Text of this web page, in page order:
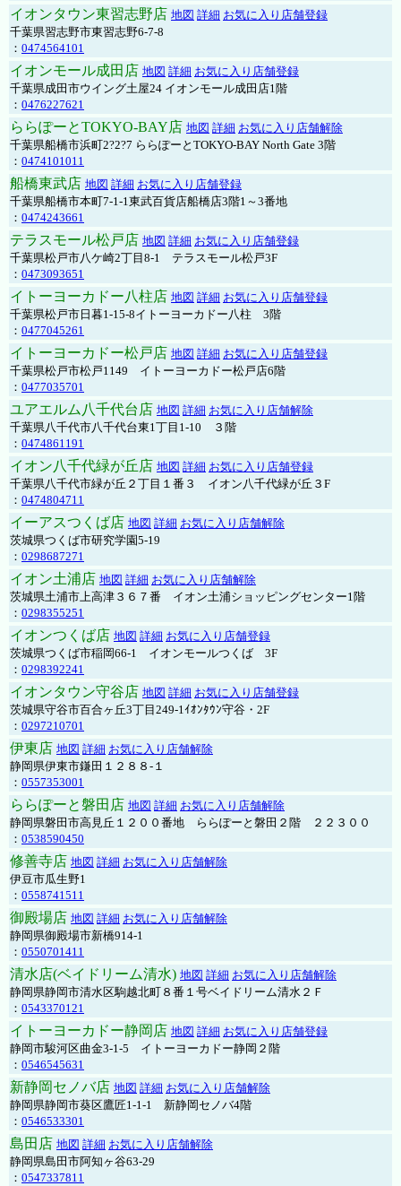
イオンタウン東習志野店 地図 詳細 お気に入り店舗登録
千葉県習志野市東習志野6-7-8
： 0474564101
イオンモール成田店 地図 詳細 お気に入り店舗登録
千葉県成田市ウイング土屋24 イオンモール成田店1階
： 0476227621
ららぽーとTOKYO-BAY店 地図 詳細 お気に入り店舗解除
千葉県船橋市浜町2?2?7 ららぽーとTOKYO-BAY North Gate 3階
： 0474101011
船橋東武店 地図 詳細 お気に入り店舗登録
千葉県船橋市本町7-1-1東武百貨店船橋店3階1～3番地
： 0474243661
テラスモール松戸店 地図 詳細 お気に入り店舗登録
千葉県松戸市八ケ崎2丁目8-1 テラスモール松戸3F
： 0473093651
イトーヨーカドー八柱店 地図 詳細 お気に入り店舗登録
千葉県松戸市日暮1-15-8イトーヨーカドー八柱 3階
： 0477045261
イトーヨーカドー松戸店 地図 詳細 お気に入り店舗登録
千葉県松戸市松戸1149 イトーヨーカドー松戸店6階
： 0477035701
ユアエルム八千代台店 地図 詳細 お気に入り店舗解除
千葉県八千代市八千代台東1丁目1-10 ３階
： 0474861191
イオン八千代緑が丘店 地図 詳細 お気に入り店舗登録
千葉県八千代市緑が丘２丁目１番３ イオン八千代緑が丘３F
： 0474804711
イーアスつくば店 地図 詳細 お気に入り店舗解除
茨城県つくば市研究学園5-19
： 0298687271
イオン土浦店 地図 詳細 お気に入り店舗解除
茨城県土浦市上高津３６７番 イオン土浦ショッピングセンター1階
： 0298355251
イオンつくば店 地図 詳細 お気に入り店舗登録
茨城県つくば市稲岡66-1 イオンモールつくば 3F
： 0298392241
イオンタウン守谷店 地図 詳細 お気に入り店舗登録
茨城県守谷市百合ヶ丘3丁目249-1ｲｵﾝﾀｳﾝ守谷・2F
： 0297210701
伊東店 地図 詳細 お気に入り店舗解除
静岡県伊東市鎌田１２８８-１
： 0557353001
ららぽーと磐田店 地図 詳細 お気に入り店舗解除
静岡県磐田市高見丘１２００番地 ららぽーと磐田２階 ２２３００
： 0538590450
修善寺店 地図 詳細 お気に入り店舗解除
伊豆市瓜生野1
： 0558741511
御殿場店 地図 詳細 お気に入り店舗解除
静岡県御殿場市新橋914-1
： 0550701411
清水店(ベイドリーム清水) 地図 詳細 お気に入り店舗解除
静岡県静岡市清水区駒越北町８番１号ベイドリーム清水２Ｆ
： 0543370121
イトーヨーカドー静岡店 地図 詳細 お気に入り店舗登録
静岡市駿河区曲金3-1-5 イトーヨーカドー静岡２階
： 0546545631
新静岡セノバ店 地図 詳細 お気に入り店舗解除
静岡県静岡市葵区鷹匠1-1-1 新静岡セノバ4階
： 0546533301
島田店 地図 詳細 お気に入り店舗解除
静岡県島田市阿知ヶ谷63-29
： 0547337811